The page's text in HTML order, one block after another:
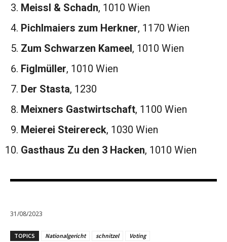
Meissl & Schadn, 1010 Wien
Pichlmaiers zum Herkner, 1170 Wien
Zum Schwarzen Kameel, 1010 Wien
Figlmüller, 1010 Wien
Der Stasta, 1230
Meixners Gastwirtschaft, 1100 Wien
Meierei Steirereck, 1030 Wien
Gasthaus Zu den 3 Hacken, 1010 Wien
31/08/2023
TOPICS Nationalgericht schnitzel Voting